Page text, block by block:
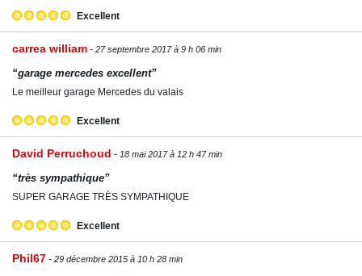
Excellent
carrea william 27 septembre 2017 à 9 h 06 min
“garage mercedes excellent”
Le meilleur garage Mercedes du valais
Excellent
David Perruchoud 18 mai 2017 à 12 h 47 min
“très sympathique”
SUPER GARAGE TRÈS SYMPATHIQUE
Excellent
Phil67 29 décembre 2015 à 10 h 28 min